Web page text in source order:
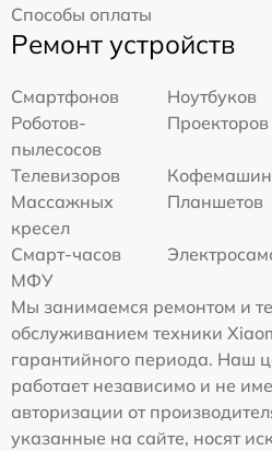
Способы оплаты
Ремонт устройств
Смартфонов
Ноутбуков
Роботов-
пылесосов
Проекторов
Телевизоров
Кофемашин
Массажных
кресел
Планшетов
Смарт-часов
МФУ
Мы занимаемся ремонтом и
обслуживанием техники
гарантийного периода. Наш
работает независимо и не
авторизации от
указанные на сайте, носят